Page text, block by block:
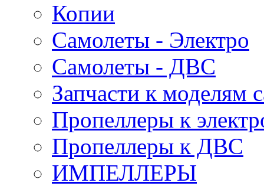
Копии
Самолеты - Электро
Самолеты - ДВС
Запчасти к моделям
Пропеллеры к
Пропеллеры к ДВС
ИМПЕЛЛЕРЫ